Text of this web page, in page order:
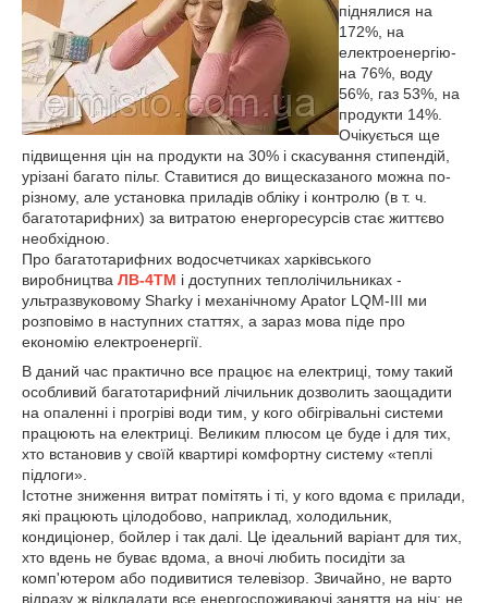
піднялися на
172%, на
електроенергію-
на 76%, воду
56%, газ 53%, на
продукти 14%.
Очікується ще
підвищення цін на продукти на 30% і скасування стипендій,
урізані багато пільг. Ставитися до вищесказаного можна по-
різному, але установка приладів обліку і контролю (в т. ч.
багатотарифних) за витратою енергоресурсів стає життєво
необхідною.
Про багатотарифних водосчетчиках харківського
виробництва ЛВ-4ТМ і доступних теплолічильниках -
ультразвуковому Sharky і механічному Apator LQM-III ми
розповімо в наступних статтях, а зараз мова піде про
економію електроенергії.
В даний час практично все працює на електриці, тому такий
особливий багатотарифний лічильник дозволить заощадити
на опаленні і прогріві води тим, у кого обігрівальні системи
працюють на електриці. Великим плюсом це буде і для тих,
хто встановив у своїй квартирі комфортну систему «теплі
підлоги».
Істотне зниження витрат помітять і ті, у кого вдома є прилади,
які працюють цілодобово, наприклад, холодильник,
кондиціонер, бойлер і так далі. Це ідеальний варіант для тих,
хто вдень не буває вдома, а вночі любить посидіти за
комп'ютером або подивитися телевізор. Звичайно, не варто
відразу ж відкладати все енергоспоживаючі заняття на ніч: не